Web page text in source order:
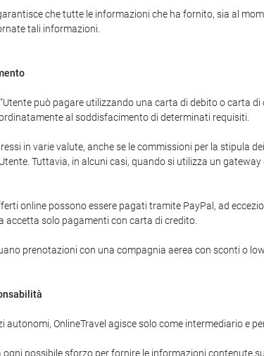
che tutte le informazioni che ha fornito, sia al
tali informazioni.
può pagare utilizzando una carta di debito o carta di
al soddisfacimento di determinati requisiti.
in varie valute, anche se le commissioni per la stipula
Tuttavia, in alcuni casi, quando si utilizza un
online possono essere pagati tramite PayPal, ad
accetta solo pagamenti con carta di credito.
prenotazioni con una compagnia aerea con sconti o
autonomi, OnlineTravel agisce solo come intermediario e
ogni possibile sforzo per fornire le informazioni contenute